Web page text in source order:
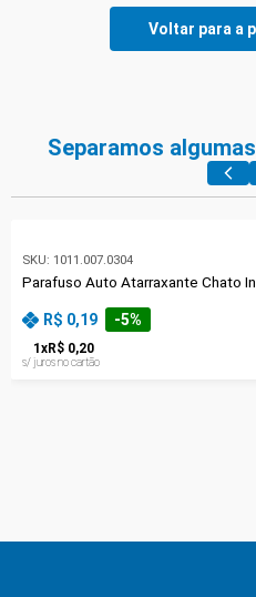
Voltar para a
Separamos
SKU: 1011.007.0304
Parafuso Auto Atarraxante Chato
R$ 0,19 -5%
1 xR$ 0,20
s/ juros no cartão